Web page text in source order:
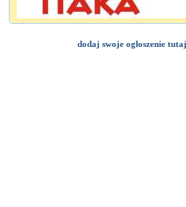
dodaj swoje ogłoszenie